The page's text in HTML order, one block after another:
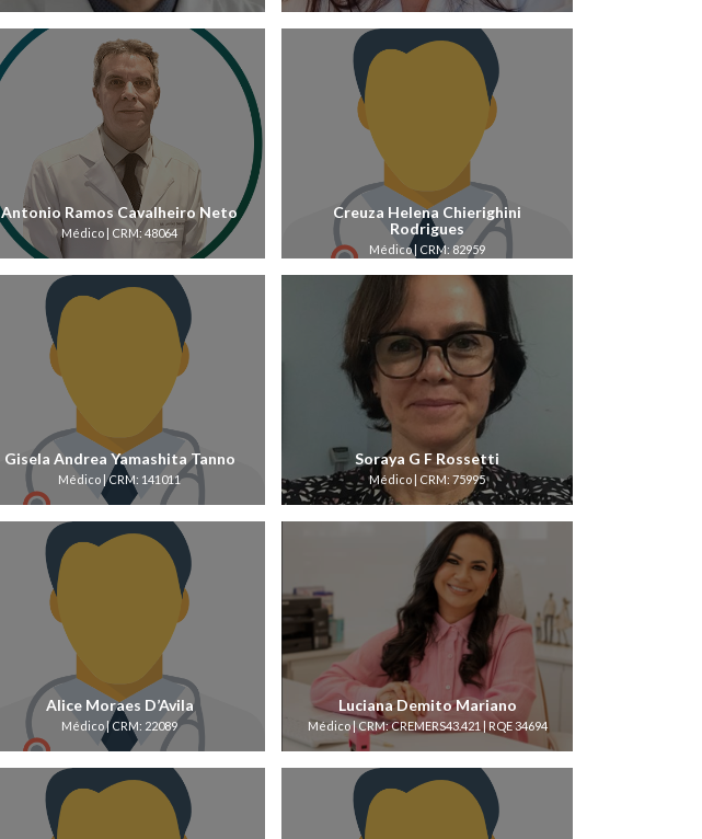
Antonio Ramos Cavalheiro Neto
Médico | CRM: 48064
Creuza Helena Chierighini
Rodrigues
Médico | CRM: 82959
Gisela Andrea Yamashita Tanno
Médico | CRM: 141011
Soraya G F Rossetti
Médico | CRM: 75995
Alice Moraes D’Avila
Médico | CRM: 22089
Luciana Demito Mariano
Médico | CRM: CREMERS43.421 | RQE 34694